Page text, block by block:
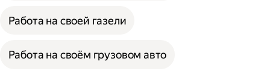
Работа на своей газели
Работа на своём грузовом авто